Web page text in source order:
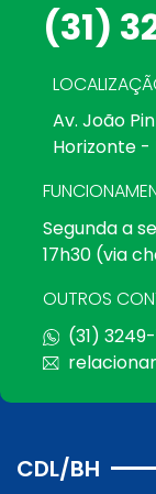
(31)
Av. João
Horizonte -
Segunda a
17h30 (via
OUTROS
(31)
CDL/BH